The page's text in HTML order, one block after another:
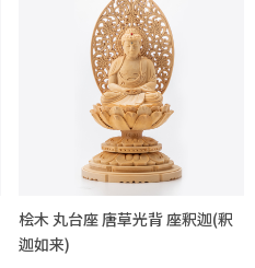
桧木 丸台座 唐草光背 座釈迦(釈
迦如来)